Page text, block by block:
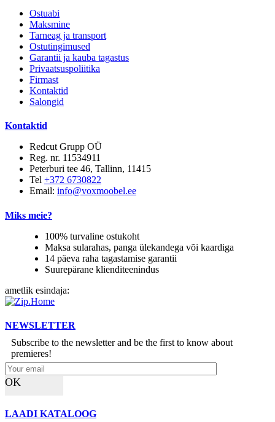
Ostuabi
Maksmine
Tarneag ja transport
Ostutingimused
Garantii ja kauba tagastus
Privaatsuspoliitika
Firmast
Kontaktid
Salongid
Kontaktid
Redcut Grupp OÜ
Reg. nr. 11534911
Peterburi tee 46, Tallinn, 11415
Tel +372 6730822
Email: info@voxmoobel.ee
Miks meie?
100% turvaline ostukoht
Maksa sularahas, panga ülekandega või kaardiga
14 päeva raha tagastamise garantii
Suurepärane klienditeenindus
ametlik esindaja:
NEWSLETTER
Subscribe to the newsletter and be the first to know about
premieres!
OK
LAADI KATALOOG